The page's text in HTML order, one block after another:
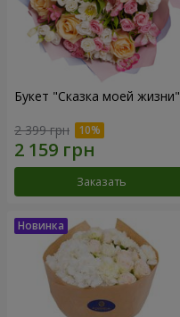
Букет "Сказка моей жизни"
2 399 грн
Заказать